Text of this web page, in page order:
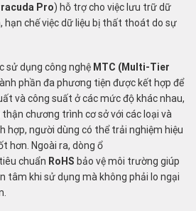
Pro) hỗ trợ cho việc lưu trữ dữ
hạn chế việc dữ liệu bị thất thoát do sự
sử dụng công nghệ MTC (Multi-Tier
phần đa phương tiện được kết hợp để
và công suất ở các mức độ khác nhau,
chương trình cơ sở với các loại và
hợp, người dùng có thể trải nghiệm hiệu
hơn. Ngoài ra, dòng ổ
chuẩn RoHS bảo vệ môi trường giúp
tâm khi sử dụng mà không phải lo ngại